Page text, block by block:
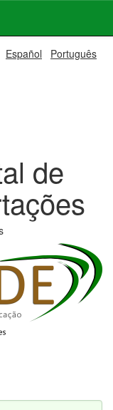
Español Português
de